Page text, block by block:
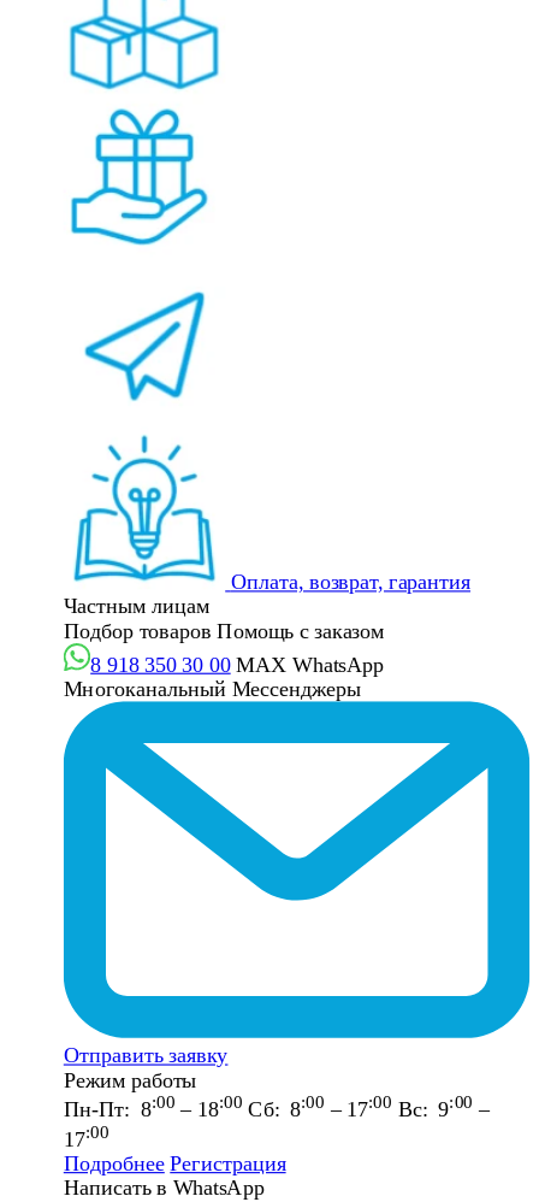
Оплата, возврат, гарантия
Частным лицам
Подбор товаров Помощь с заказом
8 918 350 30 00 MAX WhatsApp
Многоканальный Мессенджеры
Отправить заявку
Режим работы
Пн-Пт: 8:00 – 18:00 Сб: 8:00 – 17:00 Вс: 9:00 –
17:00
Подробнее Регистрация
Написать в WhatsApp